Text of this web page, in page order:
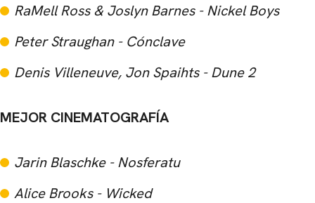
RaMell Ross & Joslyn Barnes - Nickel Boys
Peter Straughan - Cónclave
Denis Villeneuve, Jon Spaihts - Dune 2
MEJOR CINEMATOGRAFÍA
Jarin Blaschke - Nosferatu
Alice Brooks - Wicked
CARREGANDO PUBLICIDADE